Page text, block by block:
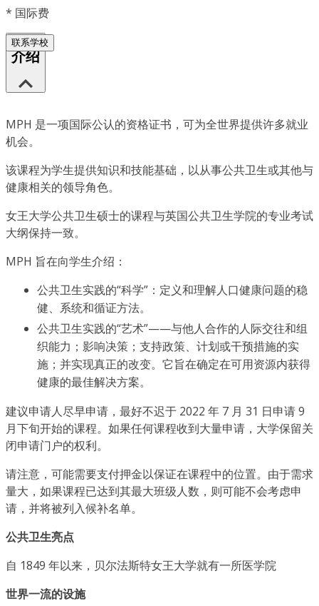
* 国际费
联系学校
介绍
MPH 是一项国际公认的资格证书，可为全世界提供许多就业
机会。
该课程为学生提供知识和技能基础，以从事公共卫生或其他与
健康相关的领导角色。
女王大学公共卫生硕士的课程与英国公共卫生学院的专业考试
大纲保持一致。
MPH 旨在向学生介绍：
公共卫生实践的“科学”：定义和理解人口健康问题的稳
健、系统和循证方法。
公共卫生实践的“艺术”——与他人合作的人际交往和组
织能力；影响决策；支持政策、计划或干预措施的实
施；并实现真正的改变。它旨在确定在可用资源内获得
健康的最佳解决方案。
建议申请人尽早申请，最好不迟于 2022 年 7 月 31 日申请 9
月下旬开始的课程。如果任何课程收到大量申请，大学保留关
闭申请门户的权利。
请注意，可能需要支付押金以保证在课程中的位置。由于需求
量大，如果课程已达到其最大班级人数，则可能不会考虑申
请，并将被列入候补名单。
公共卫生亮点
自 1849 年以来，贝尔法斯特女王大学就有一所医学院
世界一流的设施